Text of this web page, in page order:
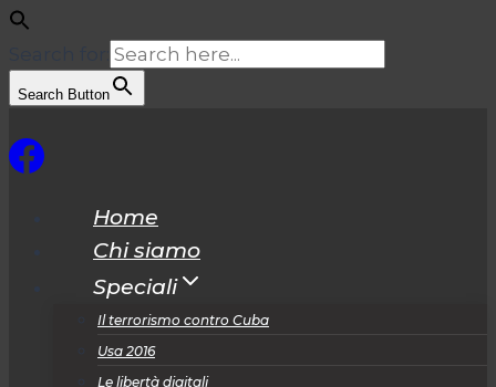
Search Button
al
Home
Chi siamo
Speciali
Il terrorismo contro Cuba
Usa 2016
Le libertà digitali